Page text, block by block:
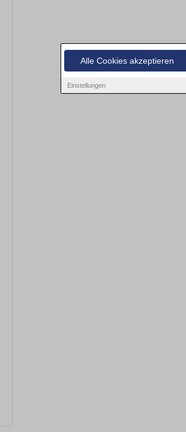
Alle Cookies akzeptieren
Einstellungen